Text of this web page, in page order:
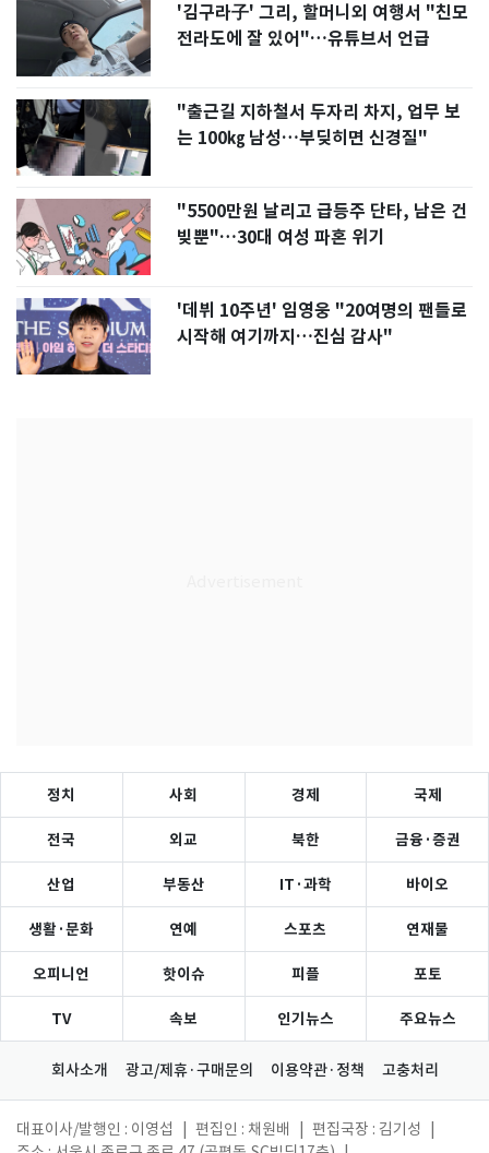
'김구라子' 그리, 할머니외 여행서 "친모
전라도에 잘 있어"…유튜브서 언급
"출근길 지하철서 두자리 차지, 업무 보
는 100㎏ 남성…부딪히면 신경질"
"5500만원 날리고 급등주 단타, 남은 건
빚뿐"…30대 여성 파혼 위기
'데뷔 10주년' 임영웅 "20여명의 팬들로
시작해 여기까지…진심 감사"
정치 사회 경제 국제
전국 외교 북한 금융·증권
산업 부동산 IT·과학 바이오
생활·문화 연예 스포츠 연재물
오피니언 핫이슈 피플 포토
TV 속보 인기뉴스 주요뉴스
회사소개 광고/제휴·구매문의 이용약관·정책 고충처리
대표이사/발행인 : 이영섭 편집인 : 채원배 편집국장 : 김기성